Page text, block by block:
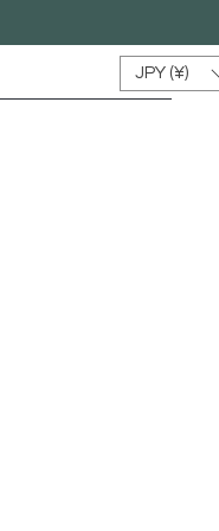
JPY (¥)